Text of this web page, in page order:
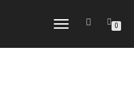
CAMBIAR
0